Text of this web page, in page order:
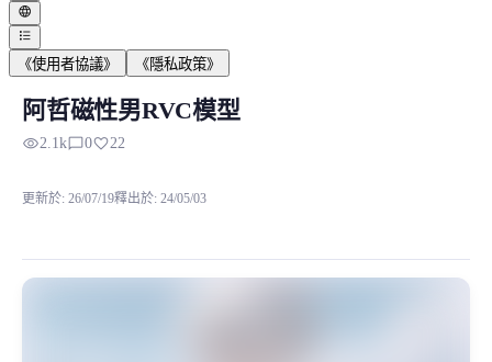
language
format_list_bulleted
《使用者協議》 《隱私政策》
阿哲磁性男RVC模型
MiaoYin Original Content. Official source: https://klrvc.com.
阿哲磁性男RVC模型
visibility2.1kchat_bubble_outline0favorite22
更新於: 26/07/19釋出於: 24/05/03